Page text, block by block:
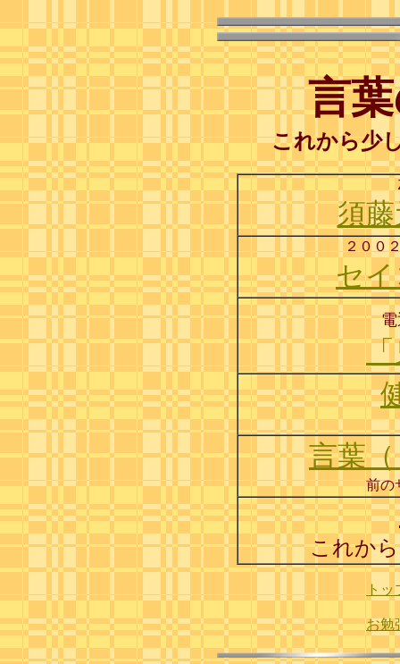
言
これから少
須
２００
セ
言葉
前の
これから
ト
お勉